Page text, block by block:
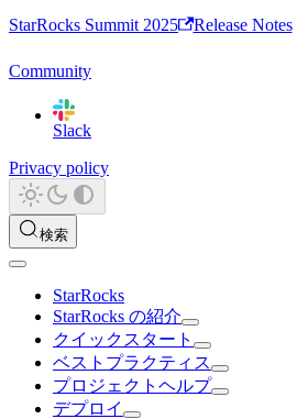
StarRocks Summit 2025 Release Notes
Community
Slack
Privacy policy
検索
StarRocks
StarRocks の紹介
クイックスタート
ベストプラクティス
プロジェクトヘルプ
デプロイ